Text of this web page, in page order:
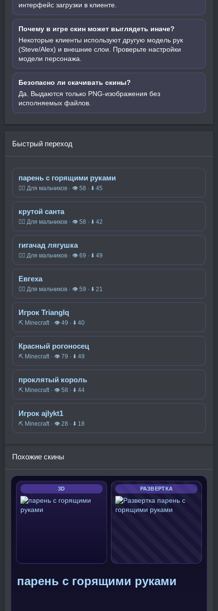
интерфейс загрузки в клиенте.
Почему в игре скин может выглядеть иначе?
Некоторые клиенты используют другую модель рук
(Steve/Alex) и внешние слои. Проверьте настройки
модели персонажа.
Безопасно ли скачивать скины?
Да. Выдаются только PNG-изображения без
исполняемых файлов.
Быстрый переход
парень с горящими руками
🧍‍♂️ Для мальчиков · 👁 58 · ⬇ 45
крутой санта
🧍‍♂️ Для мальчиков · 👁 58 · ⬇ 42
гигачад лягушка
🧍‍♂️ Для мальчиков · 👁 69 · ⬇ 49
Евгеха
🧍‍♂️ Для мальчиков · 👁 59 · ⬇ 21
Игрок Trianglq
⛏️ Minecraft · 👁 49 · ⬇ 40
Красный рогоносец
⛏️ Minecraft · 👁 79 · ⬇ 49
проклятый король
⛏️ Minecraft · 👁 58 · ⬇ 44
Игрок ajlykt1
⛏️ Minecraft · 👁 28 · ⬇ 18
Похожие скины
3D РАЗВЕРТКА
парень с горящими руками